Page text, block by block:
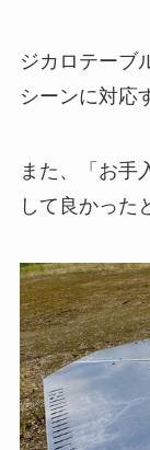
ジカロテーブ
シーンに対応
また、「 お手
して良かった